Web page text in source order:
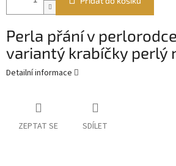
Perla přání v
variantý krabíčky perlý
Detailní informace
ZEPTAT SE SDÍLET